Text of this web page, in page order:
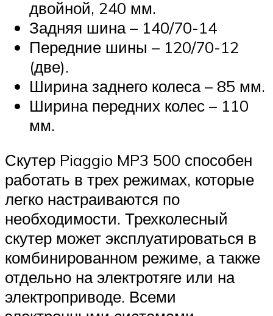
двойной, 240 мм.
Задняя шина – 140/70-14
Передние шины – 120/70-12
(две).
Ширина заднего колеса – 85 мм.
Ширина передних колес – 110
мм.
Скутер Piaggio MP3 500 способен
работать в трех режимах, которые
легко настраиваются по
необходимости. Трехколесный
скутер может эксплуатироваться в
комбинированном режиме, а также
отдельно на электротяге или на
электроприводе. Всеми